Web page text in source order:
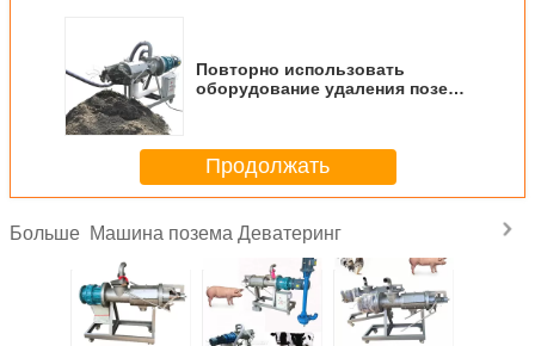
Повторно использовать
оборудование удаления позема
Продолжать
Больше Машина позема Деватеринг